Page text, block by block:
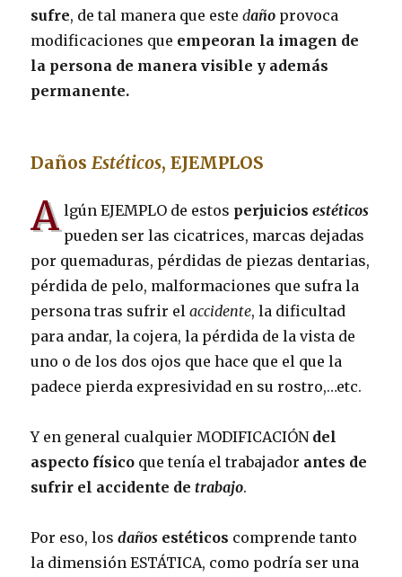
sufre, de tal manera que estedaño provoca
modificaciones que empeoran la imagen de
la persona de manera visible y además
permanente.
Daños Estéticos, EJEMPLOS
A lgún EJEMPLO de estos perjuicios estéticos
pueden ser las cicatrices, marcas dejadas
por quemaduras, pérdidas de piezas dentarias,
pérdida de pelo, malformaciones que sufra la
persona tras sufrir elaccidente, la dificultad
para andar, la cojera, la pérdida de la vista de
uno o de los dos ojos que hace que el que la
padece pierda expresividad en su rostro,…etc.
Y en general cualquier MODIFICACIÓN del
aspecto físico que tenía el trabajador antes de
sufrir el accidente detrabajo.
Por eso, losdaños estéticos comprende tanto
la dimensión ESTÁTICA, como podría ser una